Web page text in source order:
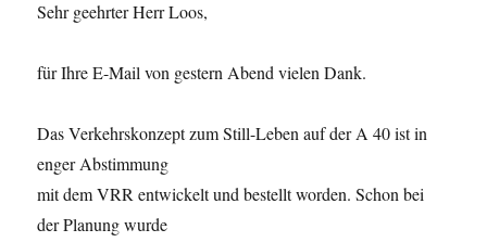
Sehr geehrter Herr Loos,
für Ihre E-Mail von gestern Abend vielen Dank.
Das Verkehrskonzept zum Still-Leben auf der A 40 ist in
enger Abstimmung
mit dem VRR entwickelt und bestellt worden. Schon bei
der Planung wurde